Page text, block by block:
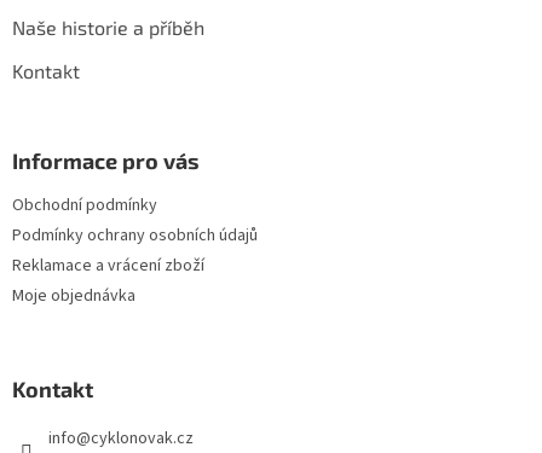
Naše historie a příběh
Kontakt
Informace pro vás
Obchodní podmínky
Podmínky ochrany osobních údajů
Reklamace a vrácení zboží
Moje objednávka
Kontakt
info@cyklonovak.cz